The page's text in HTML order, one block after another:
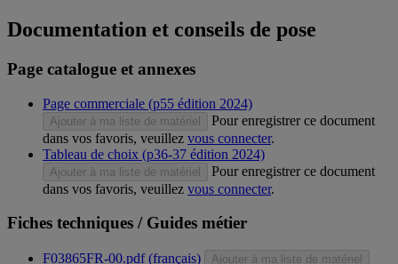
Documentation et conseils de pose
Page catalogue et annexes
Page commerciale (p55 édition 2024)
Ajouter à ma liste de matériel
Pour enregistrer ce document
dans vos favoris, veuillez vous connecter.
Tableau de choix (p36-37 édition 2024)
Ajouter à ma liste de matériel
Pour enregistrer ce document
dans vos favoris, veuillez vous connecter.
Fiches techniques / Guides métier
F03865FR-00.pdf (français) Ajouter à ma liste de matériel